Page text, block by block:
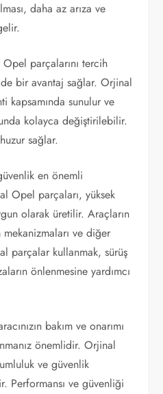
daha az arıza ve
parçalarını tercih
bir avantaj sağlar. Orjinal
kapsamında sunulur ve
kolayca değiştirilebilir.
sağlar.
en önemli
Opel parçaları, yüksek
olarak üretilir. Araçların
ve diğer
parçalar kullanmak, sürüş
önlenmesine yardımcı
bakım ve onarımı
önemlidir. Orjinal
ve güvenlik
Performansı ve güvenliği